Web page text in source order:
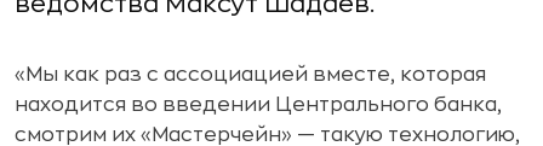
«Мы как раз с ассоциацией вместе, которая
находится во введении Центрального банка,
смотрим их «Мастерчейн» — такую технологию,